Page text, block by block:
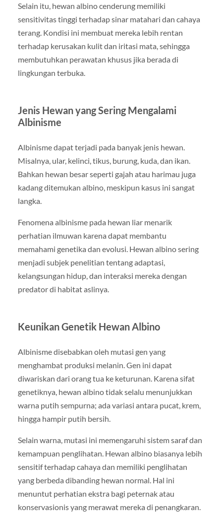
Selain itu, hewan albino cenderung memiliki
sensitivitas tinggi terhadap sinar matahari dan cahaya
terang. Kondisi ini membuat mereka lebih rentan
terhadap kerusakan kulit dan iritasi mata, sehingga
membutuhkan perawatan khusus jika berada di
lingkungan terbuka.
Jenis Hewan yang Sering Mengalami
Albinisme
Albinisme dapat terjadi pada banyak jenis hewan.
Misalnya, ular, kelinci, tikus, burung, kuda, dan ikan.
Bahkan hewan besar seperti gajah atau harimau juga
kadang ditemukan albino, meskipun kasus ini sangat
langka.
Fenomena albinisme pada hewan liar menarik
perhatian ilmuwan karena dapat membantu
memahami genetika dan evolusi. Hewan albino sering
menjadi subjek penelitian tentang adaptasi,
kelangsungan hidup, dan interaksi mereka dengan
predator di habitat aslinya.
Keunikan Genetik Hewan Albino
Albinisme disebabkan oleh mutasi gen yang
menghambat produksi melanin. Gen ini dapat
diwariskan dari orang tua ke keturunan. Karena sifat
genetiknya, hewan albino tidak selalu menunjukkan
warna putih sempurna; ada variasi antara pucat, krem,
hingga hampir putih bersih.
Selain warna, mutasi ini memengaruhi sistem saraf dan
kemampuan penglihatan. Hewan albino biasanya lebih
sensitif terhadap cahaya dan memiliki penglihatan
yang berbeda dibanding hewan normal. Hal ini
menuntut perhatian ekstra bagi peternak atau
konservasionis yang merawat mereka di penangkaran.